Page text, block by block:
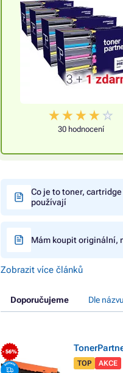
30 hodnocení
Co je to toner,
používají
Mám koupit originální,
Zobrazit více článků
Doporučujeme Dle názvu
- 56%
TOP AKCE